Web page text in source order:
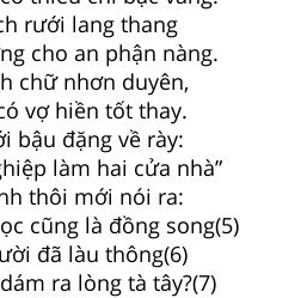
rưới lang thang
cho an phận nàng.
chữ nhơn duyên,
vợ hiền tốt thay.
bậu đặng về rày:
làm hai cửa nhà”
thôi mới nói ra:
cũng là đồng song(5)
đã làu thông(6)
ra lòng tà tây?(7)